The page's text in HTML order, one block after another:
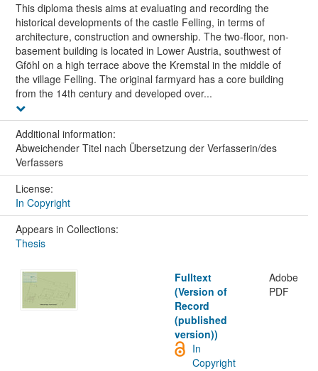
This diploma thesis aims at evaluating and recording the
historical developments of the castle Felling, in terms of
architecture, construction and ownership. The two-floor, non-
basement building is located in Lower Austria, southwest of
Gföhl on a high terrace above the Kremstal in the middle of
the village Felling. The original farmyard has a core building
from the 14th century and developed over...
Additional information:
Abweichender Titel nach Übersetzung der Verfasserin/des
Verfassers
License:
In Copyright
Appears in Collections:
Thesis
Fulltext
(Version of
Record
(published
version))
Adobe
PDF
In
Copyright